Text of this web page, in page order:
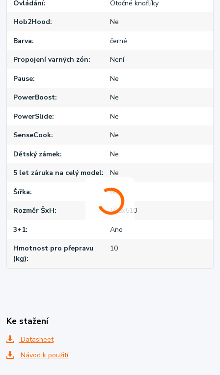
Ovládání Otočné knoflíky
Hob2Hood Ne
Barva černé
Propojení varných zón Není
Pause Ne
PowerBoost Ne
PowerSlide Ne
SenseCook Ne
Dětský zámek Ne
5 let záruka na celý model Ne
Šířka 60
Rozměr ŠxH 595x510
3+1 Ano
Hmotnost pro přepravu
(kg)
10
Ke stažení
Datasheet
Návod k použití